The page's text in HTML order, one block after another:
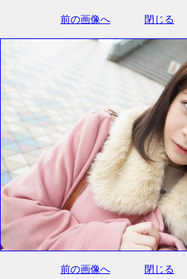
前の画像へ 閉じる
前の画像へ 閉じる